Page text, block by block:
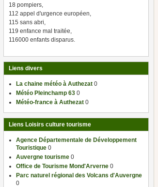
18 pompiers,
112 appel d'urgence européen,
115 sans abri,
119 enfance mal traitée,
116000 enfants disparus.
Liens divers
La chaine météo à Authezat 0
Météo Pleinchamp 63 0
Météo-france à Authezat 0
Liens Loisirs culture tourisme
Agence Départementale de Développement
Touristique 0
Auvergne tourisme 0
Office de Tourisme Mond'Arverne 0
Parc naturel régional des Volcans d'Auvergne
0